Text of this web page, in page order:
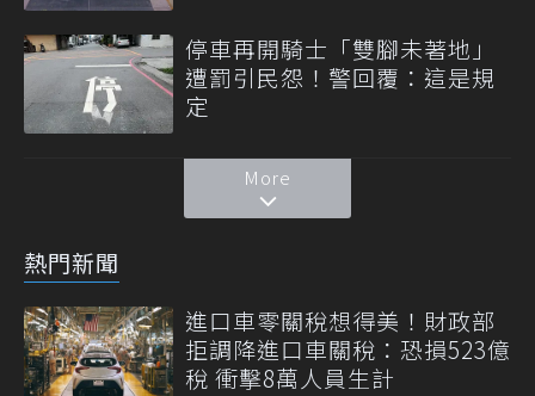
停車再開騎士「雙腳未著地」
遭罰引民怨！警回覆：這是規
定
More
熱門新聞
進口車零關稅想得美！財政部
拒調降進口車關稅：恐損523億
稅 衝擊8萬人員生計